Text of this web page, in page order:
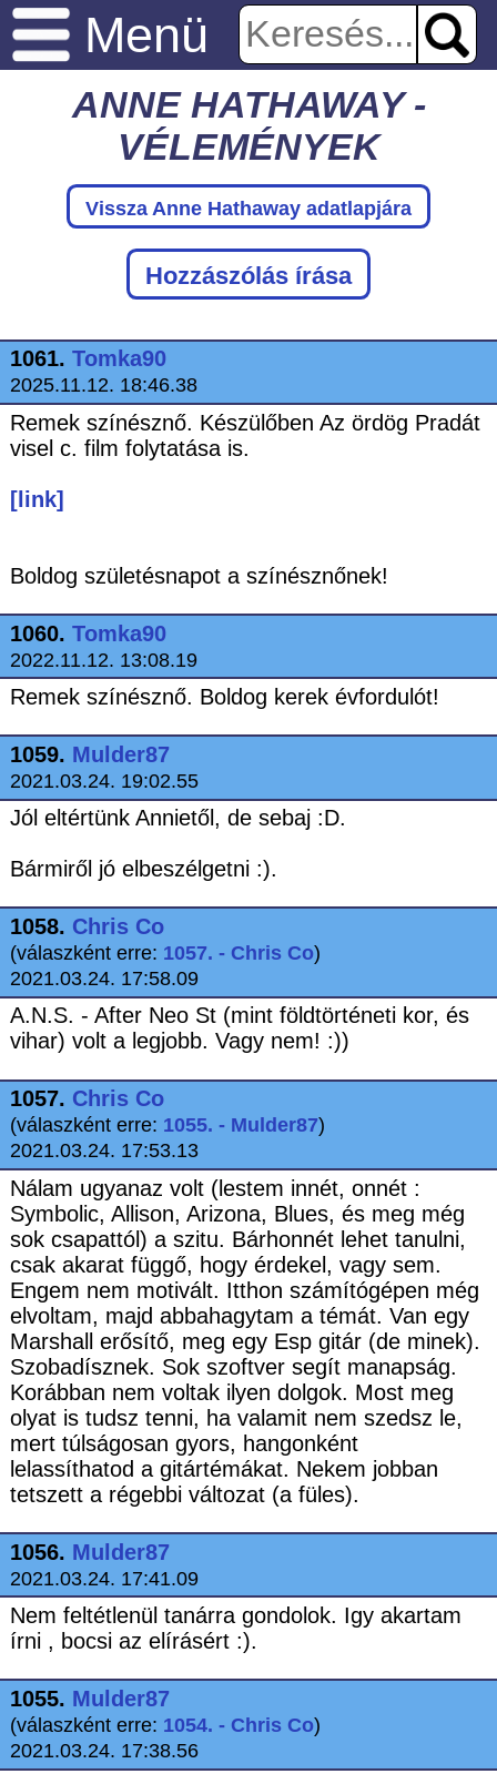
Menü
ANNE HATHAWAY -
VÉLEMÉNYEK
Vissza Anne Hathaway adatlapjára
Hozzászólás írása
1061. Tomka90
2025.11.12. 18:46.38
Remek színésznő. Készülőben Az ördög Pradát
visel c. film folytatása is.
[link]
Boldog születésnapot a színésznőnek!
1060. Tomka90
2022.11.12. 13:08.19
Remek színésznő. Boldog kerek évfordulót!
1059. Mulder87
2021.03.24. 19:02.55
Jól eltértünk Annietől, de sebaj :D.
Bármiről jó elbeszélgetni :).
1058. Chris Co
(válaszként erre: 1057. - Chris Co)
2021.03.24. 17:58.09
A.N.S. - After Neo St (mint földtörténeti kor, és
vihar) volt a legjobb. Vagy nem! :))
1057. Chris Co
(válaszként erre: 1055. - Mulder87)
2021.03.24. 17:53.13
Nálam ugyanaz volt (lestem innét, onnét :
Symbolic, Allison, Arizona, Blues, és meg még
sok csapattól) a szitu. Bárhonnét lehet tanulni,
csak akarat függő, hogy érdekel, vagy sem.
Engem nem motivált. Itthon számítógépen még
elvoltam, majd abbahagytam a témát. Van egy
Marshall erősítő, meg egy Esp gitár (de minek).
Szobadísznek. Sok szoftver segít manapság.
Korábban nem voltak ilyen dolgok. Most meg
olyat is tudsz tenni, ha valamit nem szedsz le,
mert túlságosan gyors, hangonként
lelassíthatod a gitártémákat. Nekem jobban
tetszett a régebbi változat (a füles).
1056. Mulder87
2021.03.24. 17:41.09
Nem feltétlenül tanárra gondolok. Igy akartam
írni , bocsi az elírásért :).
1055. Mulder87
(válaszként erre: 1054. - Chris Co)
2021.03.24. 17:38.56